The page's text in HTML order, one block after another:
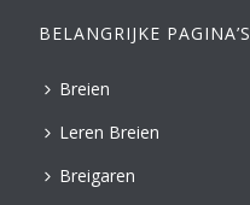
BELANGRIJKE PAGINA’S
Breien
Leren Breien
Breigaren